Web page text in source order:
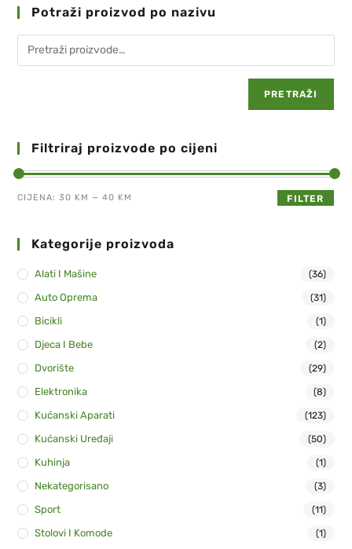
Potraži proizvod po nazivu
PRETRAŽI
Filtriraj proizvode po cijeni
FILTER
CIJENA:30 KM —40 KM
Kategorije proizvoda
Alati I Mašine (36)
Auto Oprema (31)
Bicikli (1)
Djeca I Bebe (2)
Dvorište (29)
Elektronika (8)
Kućanski Aparati (123)
Kućanski Uređaji (50)
Kuhinja (1)
Nekategorisano (3)
Sport (11)
Stolovi I Komode (1)